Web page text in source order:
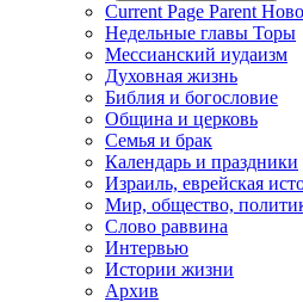
Current Page Parent
Недельные главы Торы
Мессианский иудаизм
Духовная жизнь
Библия и богословие
Община и церковь
Семья и брак
Календарь и праздники
Израиль, еврейская
Мир, общество,
Слово раввина
Интервью
Истории жизни
Архив